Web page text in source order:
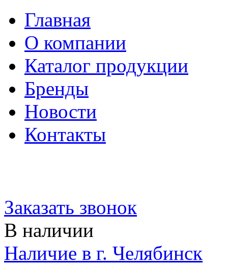
Главная
О компании
Каталог продукции
Бренды
Новости
Контакты
Заказать звонок
В наличии
Наличие в г. Челябинск